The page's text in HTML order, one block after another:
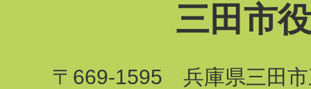
三田市
〒669-1595 兵庫県三田市